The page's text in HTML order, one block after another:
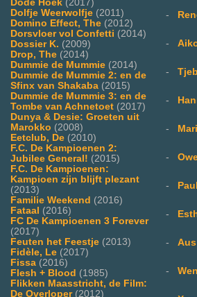
Dode Hoek (2017)
Dolfje Weerwolfje (2011)
Domino Effect, The (2012)
Dorsvloer vol Confetti (2014)
Dossier K. (2009)
Drop, The (2014)
Dummie de Mummie (2014)
Dummie de Mummie 2: en de
Sfinx van Shakaba (2015)
Dummie de Mummie 3: en de
Tombe van Achnetoet (2017)
Dunya & Desie: Groeten uit
Marokko (2008)
Eetclub, De (2010)
F.C. De Kampioenen 2:
Jubilee General! (2015)
F.C. De Kampioenen:
Kampioen zijn blijft plezant
(2013)
Familie Weekend (2016)
Fataal (2016)
FC De Kampioenen 3 Forever
(2017)
Feuten het Feestje (2013)
Fidèle, Le (2017)
Fissa (2016)
Flesh + Blood (1985)
Flikken Maasstricht, de Film:
De Overloper(2012)
-
-
-
-
-
-
-
-
-
-